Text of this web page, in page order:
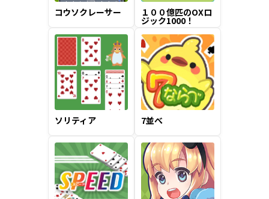
コウソクレーサー １００億匹のOXロ
ジック1000！
ソリティア 7並べ